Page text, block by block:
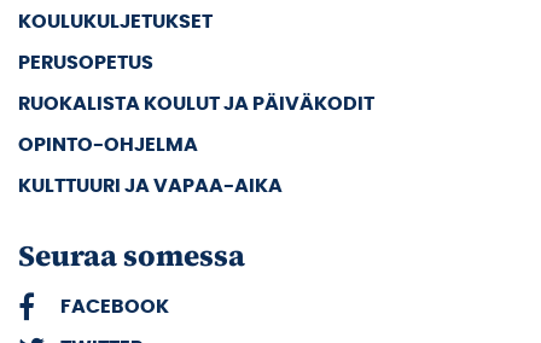
KOULUKULJETUKSET
PERUSOPETUS
RUOKALISTA KOULUT JA PÄIVÄKODIT
OPINTO-OHJELMA
KULTTUURI JA VAPAA-AIKA
Seuraa somessa
FACEBOOK